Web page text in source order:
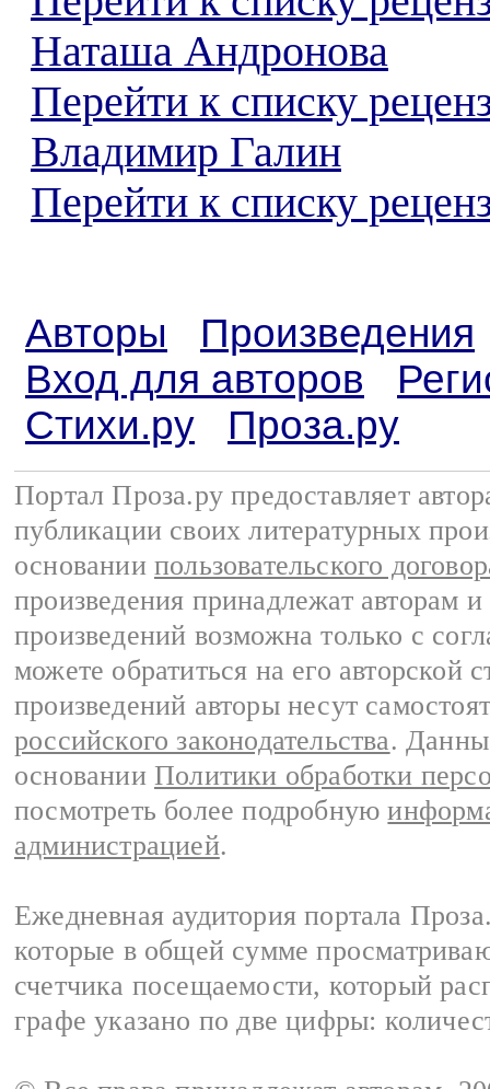
Наташа Андронова
Перейти к списку
Владимир Галин
Перейти к списку
Авторы
Произведения
Вход для авторов
Стихи.ру
Проза.ру
Портал Проза.ру предоставляет
публикации своих литературных
основании пользовательского
произведения принадлежат авторам
произведений возможна только с
можете обратиться на его авторской
произведений авторы несут
российского законодательства.
основании Политики обработки
посмотреть более подробную
администрацией.
Ежедневная аудитория портала
которые в общей сумме
счетчика посещаемости, который
графе указано по две цифры: